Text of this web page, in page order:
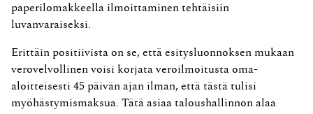
paperilomakkeella ilmoittaminen tehtäisiin
luvanvaraiseksi.
Erittäin positiivista on se, että esitysluonnoksen mukaan
verovelvollinen voisi korjata veroilmoitusta oma-
aloitteisesti 45 päivän ajan ilman, että tästä tulisi
myöhästymismaksua. Tätä asiaa taloushallinnon alaa